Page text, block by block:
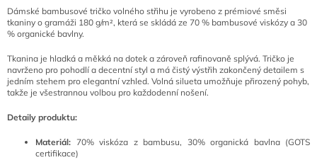
Dámské bambusové tričko volného střihu je vyrobeno z prémiové směsi
tkaniny o gramáži 180 g/m², která se skládá ze 70 % bambusové viskózy a 30
% organické bavlny.
Tkanina je hladká a měkká na dotek a zároveň rafinovaně splývá. Tričko je
navrženo pro pohodlí a decentní styl a má čistý výstřih zakončený detailem s
jedním stehem pro elegantní vzhled. Volná silueta umožňuje přirozený pohyb,
takže je všestrannou volbou pro každodenní nošení.
Detaily produktu:
Materiál: 70% viskóza z bambusu, 30% organická bavlna (GOTS
certifikace)